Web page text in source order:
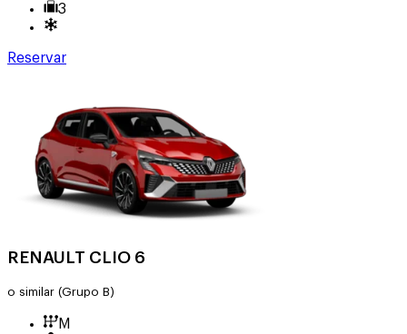
3
Reservar
RENAULT CLIO 6
o similar (Grupo B)
M